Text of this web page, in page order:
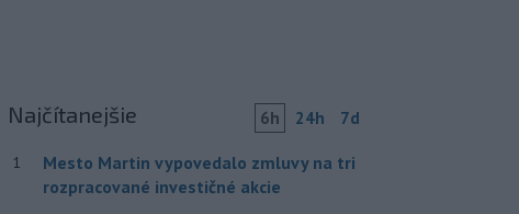
Najčítanejšie 6h 24h 7d
1
Mesto Martin vypovedalo zmluvy na tri
rozpracované investičné akcie